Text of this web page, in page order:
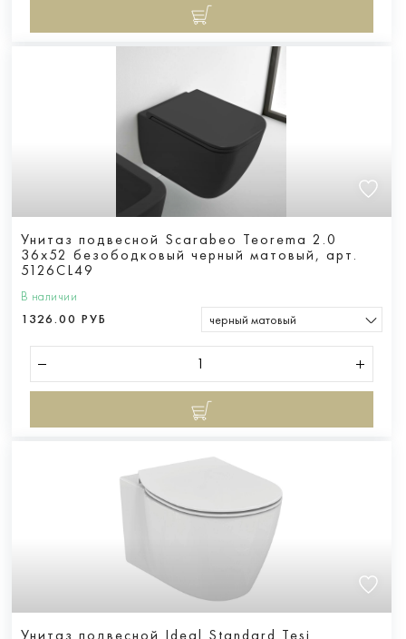
Унитаз подвесной Scarabeo Teorema 2.0
36x52 безободковый черный матовый, арт.
5126CL49
В наличии
1326.00 РУБ
черный матовый
Унитаз подвесной Ideal Standard Tesi